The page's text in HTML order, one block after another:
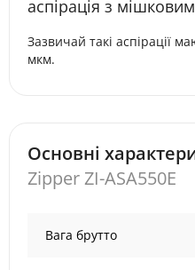
аспірація з
Зазвичай такі аспірації
мкм.
Основні
Zipper ZI-ASA550E
Вага брутто